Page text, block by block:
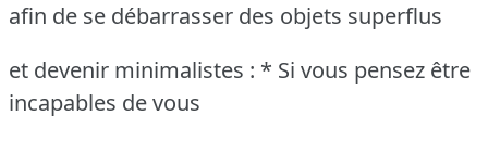
afin de se débarrasser des objets superflus
et devenir minimalistes : * Si vous pensez être
incapables de vous